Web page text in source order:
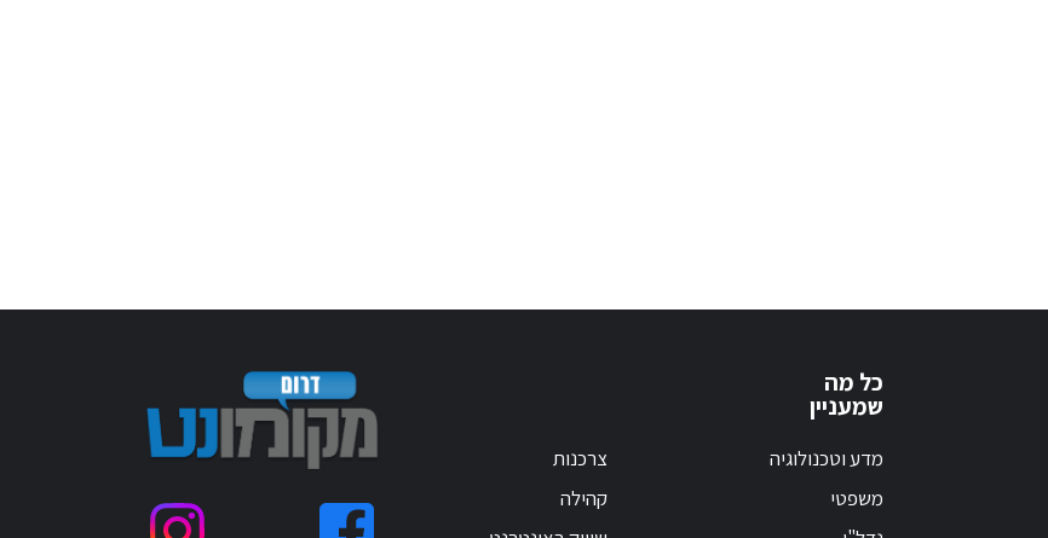
כל מה
שמעניין
מדע וטכנולוגיה
משפטי
צרכנות
קהילה